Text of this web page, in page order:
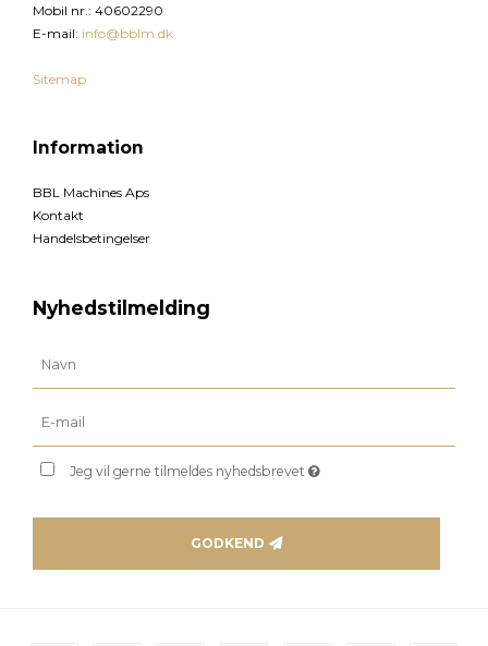
Mobil nr. : 40602290
E-mail: info@bblm.dk
Sitemap
Information
BBL Machines Aps
Kontakt
Handelsbetingelser
Nyhedstilmelding
Jeg vil gerne tilmeldes nyhedsbrevet
GODKEND